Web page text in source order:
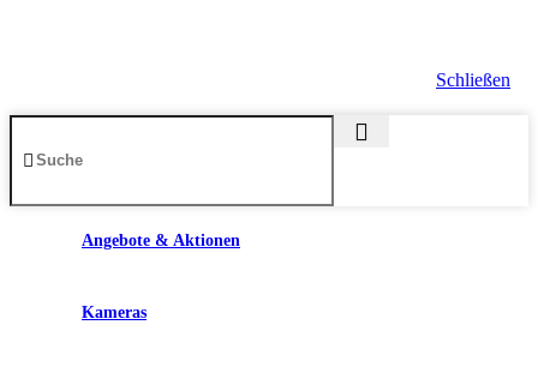
Schließen
Angebote & Aktionen
Kameras